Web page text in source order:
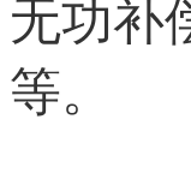
无功补
等。